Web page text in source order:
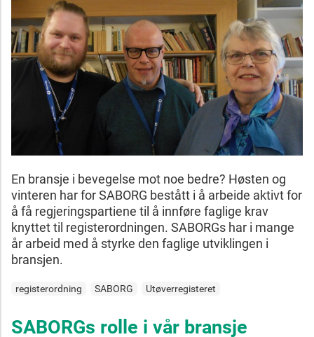
En bransje i bevegelse mot noe bedre? Høsten og
vinteren har for SABORG bestått i å arbeide aktivt for
å få regjeringspartiene til å innføre faglige krav
knyttet til registerordningen. SABORGs har i mange
år arbeid med å styrke den faglige utviklingen i
bransjen.
registerordning SABORG Utøverregisteret
SABORGs rolle i vår bransje